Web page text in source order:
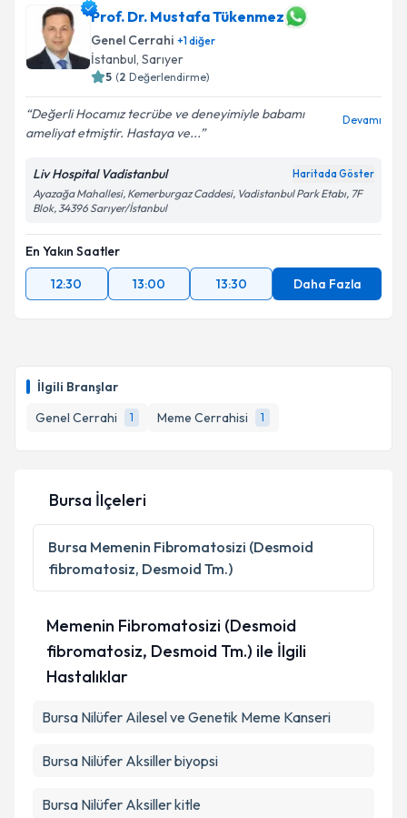
İlgili Branşlar
Genel Cerrahi
1 Meme Cerrahisi 1
Prof. Dr. Mustafa Tükenmez
Genel Cerrahi +1diğer
İstanbul, Sarıyer
5 (2 Değerlendirme)
Değerli Hocamız tecrübe ve deneyimiyle babamı
ameliyat etmiştir. Hastaya ve...
Devamı
Liv Hospital Vadistanbul Haritada Göster
Ayazağa Mahallesi, Kemerburgaz Caddesi, Vadistanbul Park Etabı, 7F
Blok, 34396 Sarıyer/İstanbul
En Yakın Saatler
12:30
13:00 13:30 Daha Fazla
Bursa İlçeleri
Bursa Memenin Fibromatosizi (Desmoid
fibromatosiz, Desmoid Tm.)
Memenin Fibromatosizi (Desmoid
fibromatosiz, Desmoid Tm.) ile İlgili
Hastalıklar
Bursa Nilüfer Ailesel ve Genetik Meme Kanseri
Bursa Nilüfer Aksiller biyopsi
Bursa Nilüfer Aksiller kitle